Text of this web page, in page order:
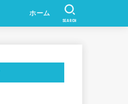
ホーム
SEARCH